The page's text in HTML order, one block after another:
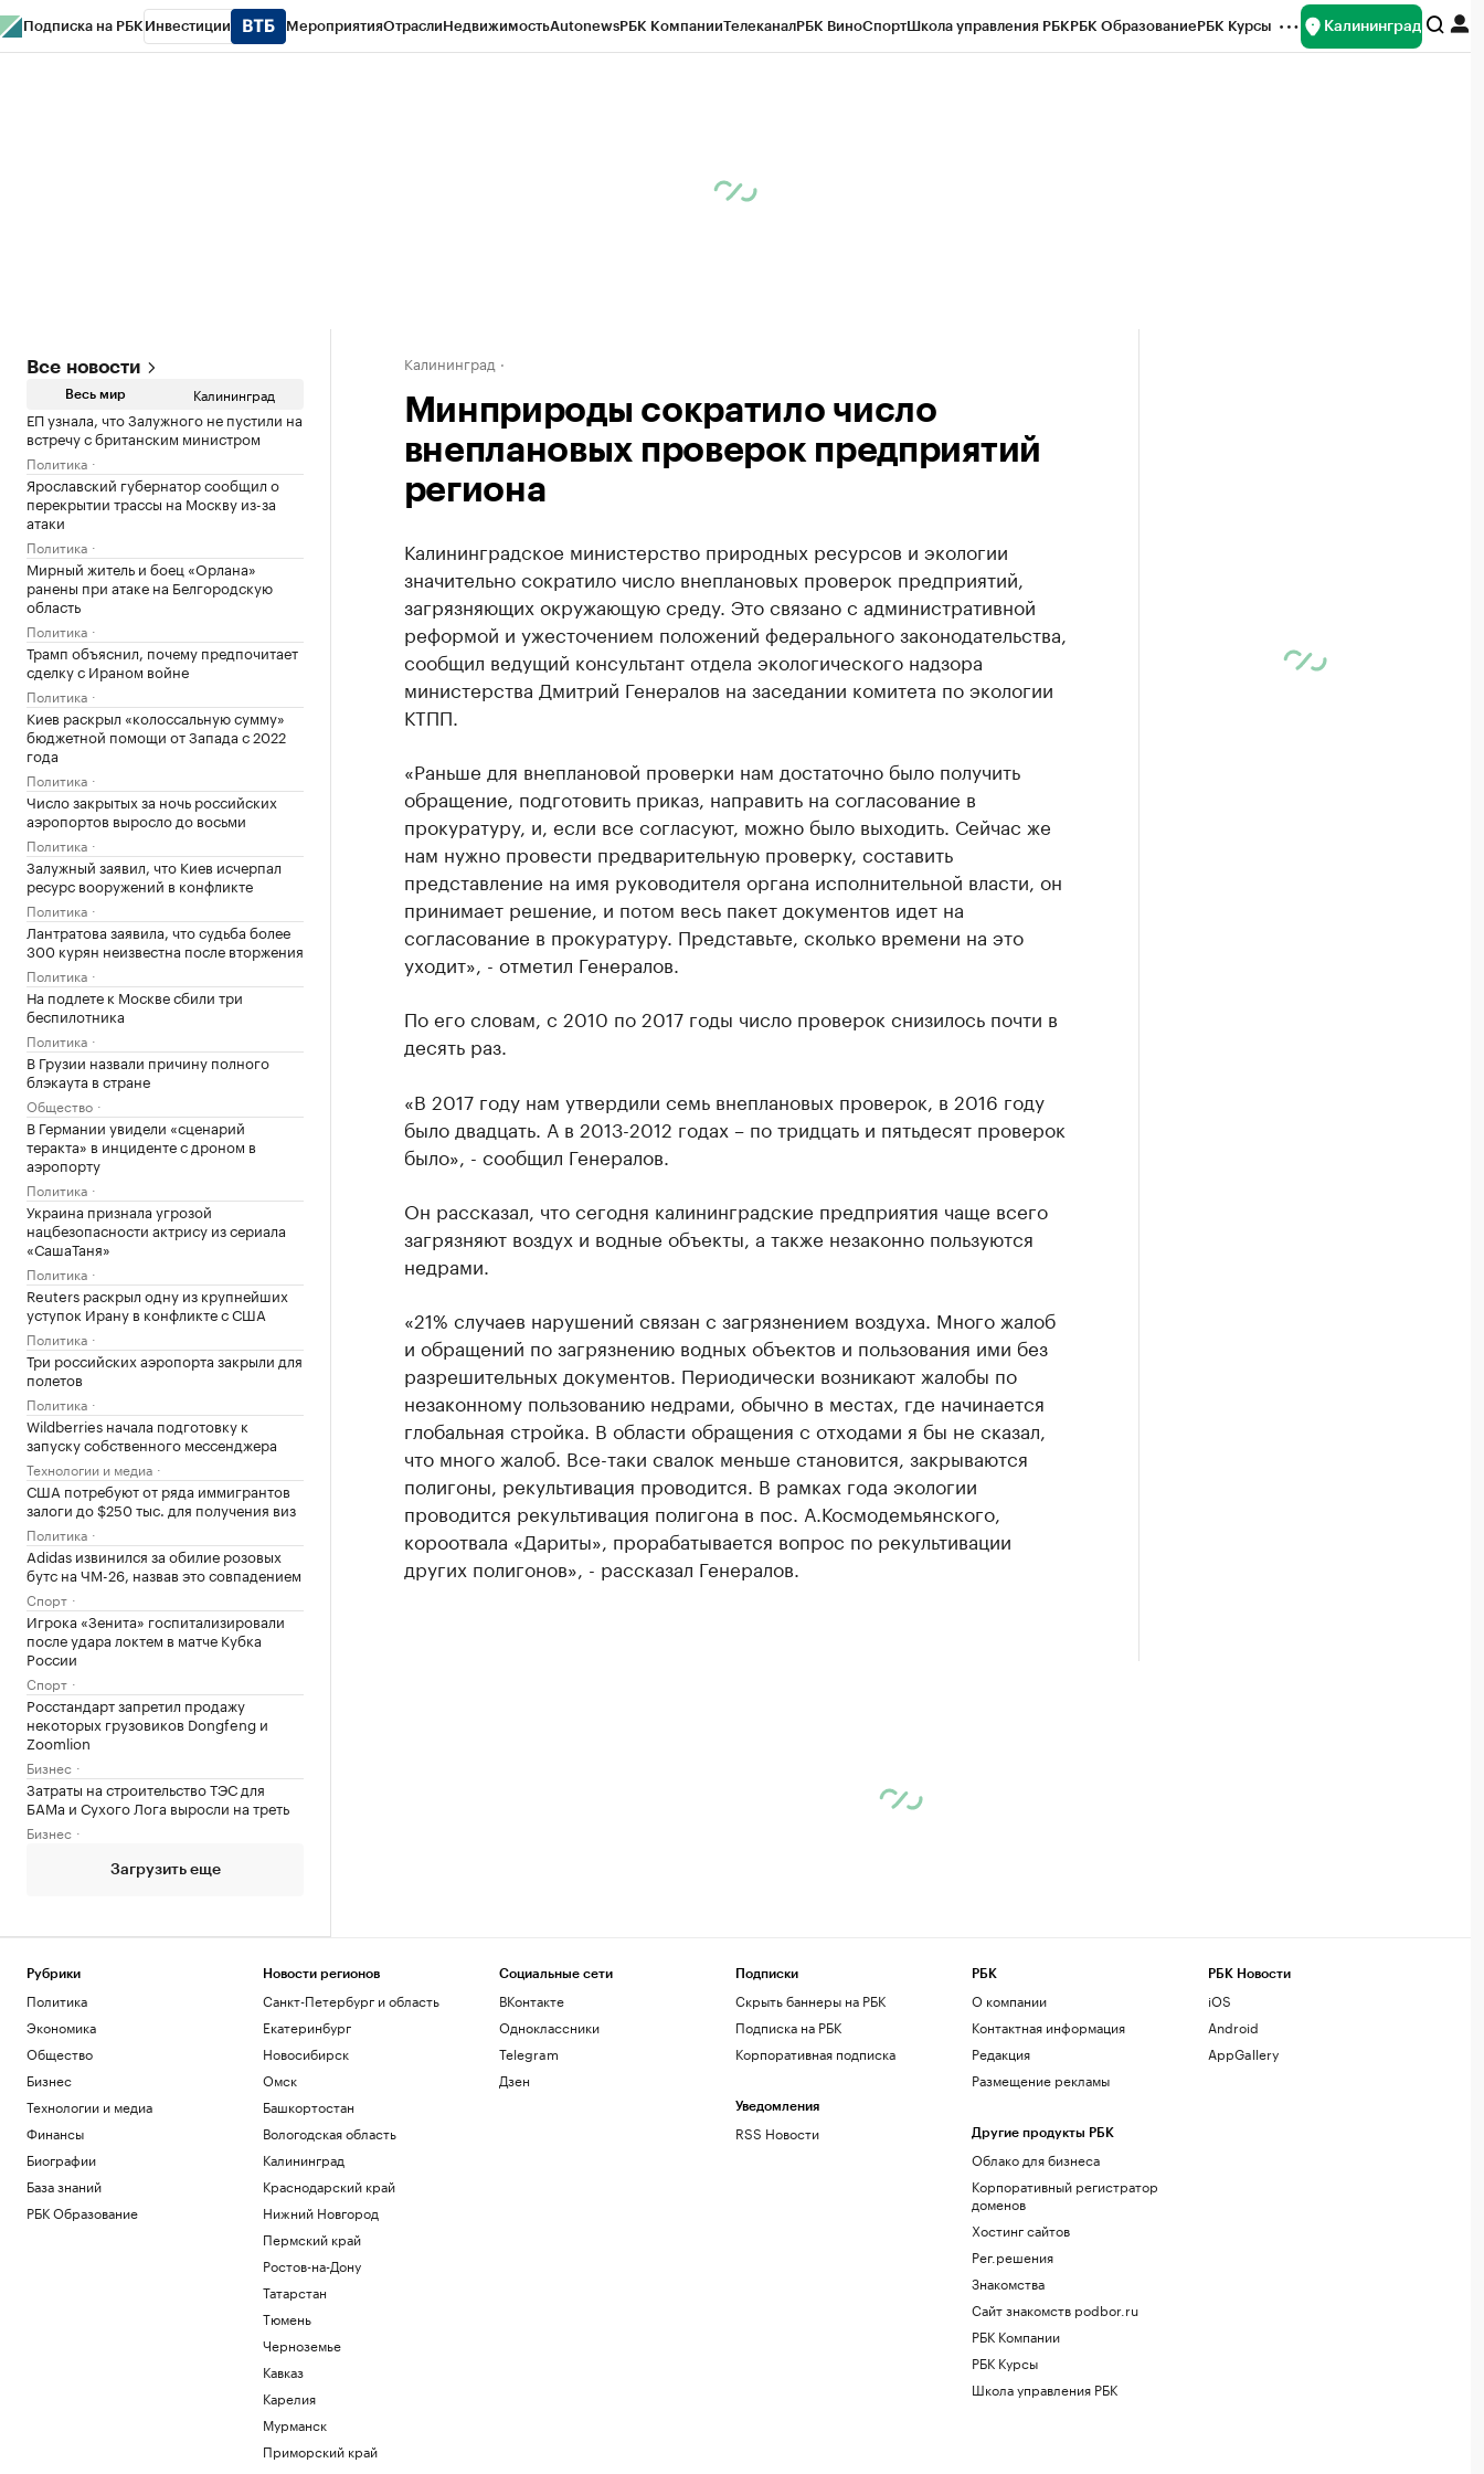
Подписка на РБК Инвестиции МероприятияОтраслиНедвижимостьAutonewsРБК КомпанииТелеканалРБК ВиноСпортШкола управления РБКРБК ОбразованиеРБК Курсы Калининград
Все новости
Весь мир Калининград
ЕП узнала, что Залужного не пустили на
встречу с британским министром
Политика
Ярославский губернатор сообщил о
перекрытии трассы на Москву из-за
атаки
Политика
Мирный житель и боец «Орлана»
ранены при атаке на Белгородскую
область
Политика
Трамп объяснил, почему предпочитает
сделку с Ираном войне
Политика
Киев раскрыл «колоссальную сумму»
бюджетной помощи от Запада с 2022
года
Политика
Число закрытых за ночь российских
аэропортов выросло до восьми
Политика
Залужный заявил, что Киев исчерпал
ресурс вооружений в конфликте
Политика
Лантратова заявила, что судьба более
300 курян неизвестна после вторжения
Политика
На подлете к Москве сбили три
беспилотника
Политика
В Грузии назвали причину полного
блэкаута в стране
Общество
В Германии увидели «сценарий
теракта» в инциденте с дроном в
аэропорту
Политика
Украина признала угрозой
нацбезопасности актрису из сериала
«СашаТаня»
Политика
Reuters раскрыл одну из крупнейших
уступок Ирану в конфликте с США
Политика
Три российских аэропорта закрыли для
полетов
Политика
Wildberries начала подготовку к
запуску собственного мессенджера
Технологии и медиа
США потребуют от ряда иммигрантов
залоги до $250 тыс. для получения виз
Политика
Adidas извинился за обилие розовых
бутс на ЧМ-26, назвав это совпадением
Спорт
Игрока «Зенита» госпитализировали
после удара локтем в матче Кубка
России
Спорт
Росстандарт запретил продажу
некоторых грузовиков Dongfeng и
Zoomlion
Бизнес
Затраты на строительство ТЭС для
БАМа и Сухого Лога выросли на треть
Бизнес
Загрузить еще
Калининград
Минприроды сократило число
внеплановых проверок предприятий
региона
Калининградское министерство природных ресурсов и экологии
значительно сократило число внеплановых проверок предприятий,
загрязняющих окружающую среду. Это связано с административной
реформой и ужесточением положений федерального законодательства,
сообщил ведущий консультант отдела экологического надзора
министерства Дмитрий Генералов на заседании комитета по экологии
КТПП.
«Раньше для внеплановой проверки нам достаточно было получить
обращение, подготовить приказ, направить на согласование в
прокуратуру, и, если все согласуют, можно было выходить. Сейчас же
нам нужно провести предварительную проверку, составить
представление на имя руководителя органа исполнительной власти, он
принимает решение, и потом весь пакет документов идет на
согласование в прокуратуру. Представьте, сколько времени на это
уходит», - отметил Генералов.
По его словам, с 2010 по 2017 годы число проверок снизилось почти в
десять раз.
«В 2017 году нам утвердили семь внеплановых проверок, в 2016 году
было двадцать. А в 2013-2012 годах – по тридцать и пятьдесят проверок
было», - сообщил Генералов.
Он рассказал, что сегодня калининградские предприятия чаще всего
загрязняют воздух и водные объекты, а также незаконно пользуются
недрами.
«21% случаев нарушений связан с загрязнением воздуха. Много жалоб
и обращений по загрязнению водных объектов и пользования ими без
разрешительных документов. Периодически возникают жалобы по
незаконному пользованию недрами, обычно в местах, где начинается
глобальная стройка. В области обращения с отходами я бы не сказал,
что много жалоб. Все-таки свалок меньше становится, закрываются
полигоны, рекультивация проводится. В рамках года экологии
проводится рекультивация полигона в пос. А.Космодемьянского,
короотвала «Дариты», прорабатывается вопрос по рекультивации
других полигонов», - рассказал Генералов.
Рубрики
Политика
Экономика
Общество
Бизнес
Технологии и медиа
Финансы
Биографии
База знаний
РБК Образование
Новости регионов
Санкт-Петербург и область
Екатеринбург
Новосибирск
Омск
Башкортостан
Вологодская область
Калининград
Краснодарский край
Нижний Новгород
Пермский край
Ростов-на-Дону
Татарстан
Тюмень
Черноземье
Кавказ
Карелия
Мурманск
Приморский край
Социальные сети
ВКонтакте
Одноклассники
Telegram
Дзен
Подписки
Скрыть баннеры на РБК
Подписка на РБК
Корпоративная подписка
Уведомления
RSS Новости
РБК
О компании
Контактная информация
Редакция
Размещение рекламы
Другие продукты РБК
Облако для бизнеса
Корпоративный регистратор
доменов
Хостинг сайтов
Рег.решения
Знакомства
Сайт знакомств podbor.ru
РБК Компании
РБК Курсы
Школа управления РБК
РБК Новости
iOS
Android
AppGallery